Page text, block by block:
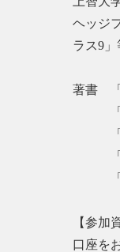
ヘッジ
ラス9
著書 「
「9割
「勝
「
「
【参加
口座を